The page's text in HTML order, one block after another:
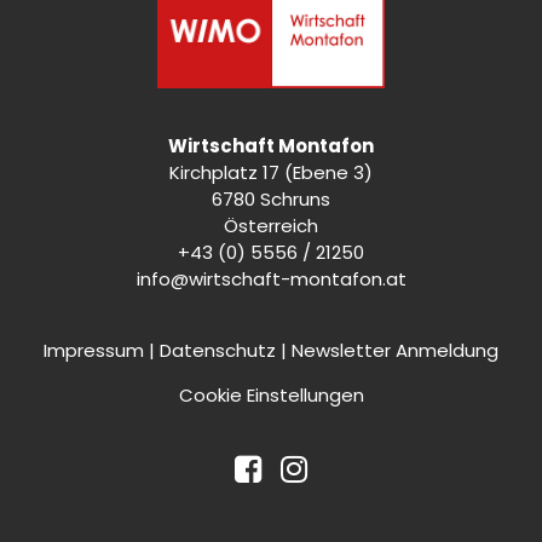
Wirtschaft Montafon
Kirchplatz 17 (Ebene 3)
6780 Schruns
Österreich
+43 (0) 5556 / 21250
info@wirtschaft-montafon.at
Impressum | Datenschutz | Newsletter Anmeldung
Cookie Einstellungen